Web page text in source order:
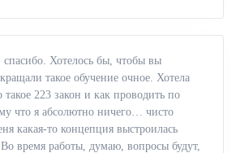
Хотелось бы, чтобы вы
такое обучение очное. Хотела
такое 223 закон и как проводить по
что я абсолютно ничего… чисто
какая-то концепция выстроилась
время работы, думаю, вопросы будут,